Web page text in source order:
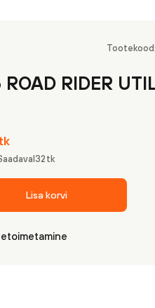
Tootekood:
ROAD RIDER
tk
32 tk
Lisa korvi